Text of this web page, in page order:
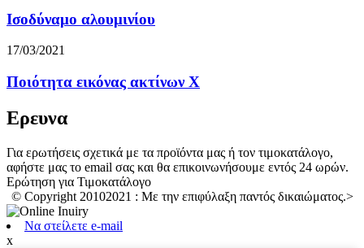
Ισοδύναμο αλουμινίου
17/03/2021
Ποιότητα εικόνας ακτίνων Χ
Ερευνα
Για ερωτήσεις σχετικά με τα προϊόντα μας ή τον τιμοκατάλογο,
αφήστε μας το email σας και θα επικοινωνήσουμε εντός 24 ωρών.
Ερώτηση για Τιμοκατάλογο
© Copyright 20102021 : Με την επιφύλαξη παντός δικαιώματος.>
Να στείλετε e-mail
x